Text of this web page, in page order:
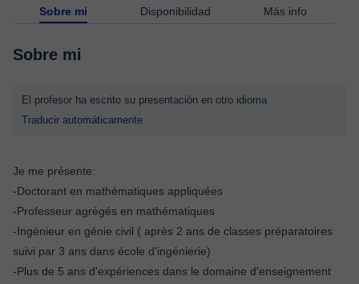
Sobre mi Disponibilidad Más info
Sobre mi
El profesor ha escrito su presentación en otro idioma
Traducir automáticamente
Je me présente:
-Doctorant en mathématiques appliquées
-Professeur agrégés en mathématiques
-Ingénieur en génie civil ( après 2 ans de classes préparatoires
suivi par 3 ans dans école d'ingénierie)
-Plus de 5 ans d'expériences dans le domaine d'enseignement